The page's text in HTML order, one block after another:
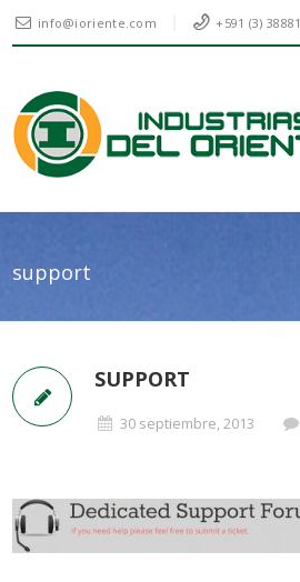
info@ioriente.com +591 (3)
support
SUPPORT
30 septiembre, 2013